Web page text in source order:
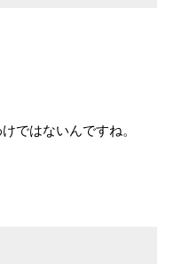
ではないんですね。